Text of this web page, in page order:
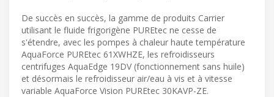
De succès en succès, la gamme de produits Carrier
utilisant le fluide frigorigène PUREtec ne cesse de
s'étendre, avec les pompes à chaleur haute température
AquaForce PUREtec 61XWHZE, les refroidisseurs
centrifuges AquaEdge 19DV (fonctionnement sans huile)
et désormais le refroidisseur air/eau à vis et à vitesse
variable AquaForce Vision PUREtec 30KAVP-ZE.